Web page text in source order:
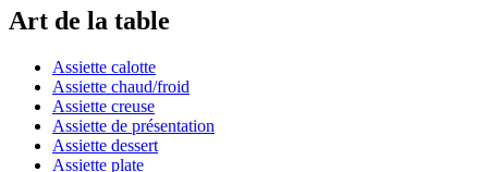
Art de la table
Assiette calotte
Assiette chaud/froid
Assiette creuse
Assiette de présentation
Assiette dessert
Assiette plate